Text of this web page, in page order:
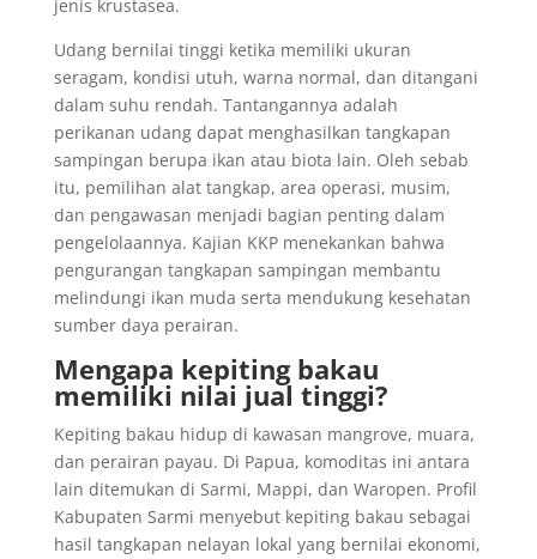
jenis krustasea.
Udang bernilai tinggi ketika memiliki ukuran
seragam, kondisi utuh, warna normal, dan ditangani
dalam suhu rendah. Tantangannya adalah
perikanan udang dapat menghasilkan tangkapan
sampingan berupa ikan atau biota lain. Oleh sebab
itu, pemilihan alat tangkap, area operasi, musim,
dan pengawasan menjadi bagian penting dalam
pengelolaannya. Kajian KKP menekankan bahwa
pengurangan tangkapan sampingan membantu
melindungi ikan muda serta mendukung kesehatan
sumber daya perairan.
Mengapa kepiting bakau
memiliki nilai jual tinggi?
Kepiting bakau hidup di kawasan mangrove, muara,
dan perairan payau. Di Papua, komoditas ini antara
lain ditemukan di Sarmi, Mappi, dan Waropen. Profil
Kabupaten Sarmi menyebut kepiting bakau sebagai
hasil tangkapan nelayan lokal yang bernilai ekonomi,